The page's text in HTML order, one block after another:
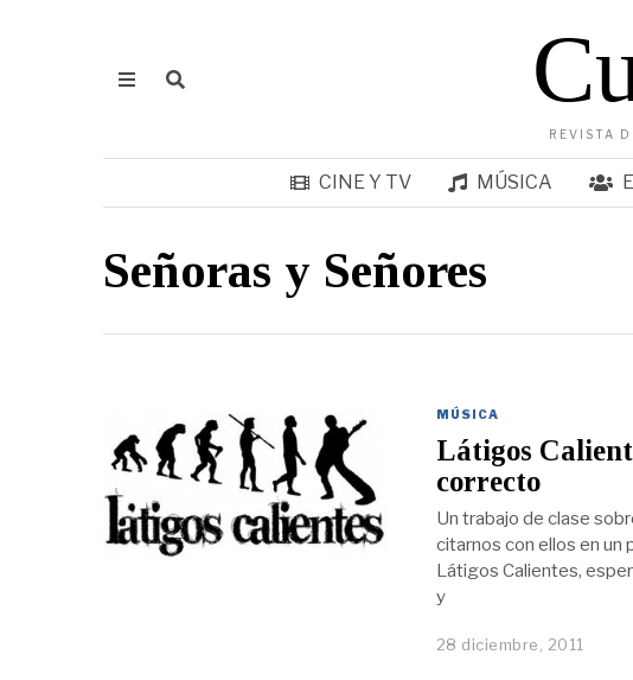
REVISTA
CINE Y TV MÚSICA
Señoras y Señores
MÚSICA
Látigos
correcto
Un trabajo de clase
citarnos con ellos en un
Látigos Calientes,
y
28 diciembre, 2011